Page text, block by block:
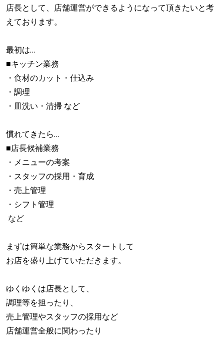
店長として、店舗運営ができるようになって頂きたいと考
えております。
最初は…
■キッチン業務
・食材のカット・仕込み
・調理
・皿洗い・清掃 など
慣れてきたら…
■店長候補業務
・メニューの考案
・スタッフの採用・育成
・売上管理
・シフト管理
など
まずは簡単な業務からスタートして
お店を盛り上げていただきます。
ゆくゆくは店長として、
調理等を担ったり、
売上管理やスタッフの採用など
店舗運営全般に関わったり